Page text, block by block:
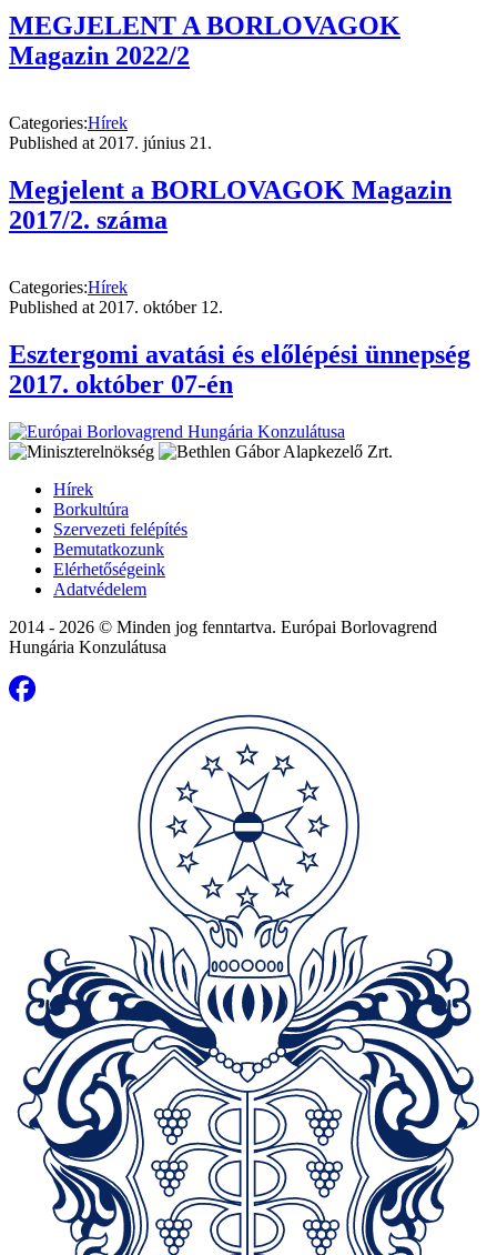
MEGJELENT A BORLOVAGOK
Magazin 2022/2
Categories:Hírek
Published at 2017. június 21.
Megjelent a BORLOVAGOK Magazin
2017/2. száma
Categories:Hírek
Published at 2017. október 12.
Esztergomi avatási és előlépési ünnepség
2017. október 07-én
Hírek
Borkultúra
Szervezeti felépítés
Bemutatkozunk
Elérhetőségeink
Adatvédelem
2014 - 2026 © Minden jog fenntartva. Európai Borlovagrend
Hungária Konzulátusa